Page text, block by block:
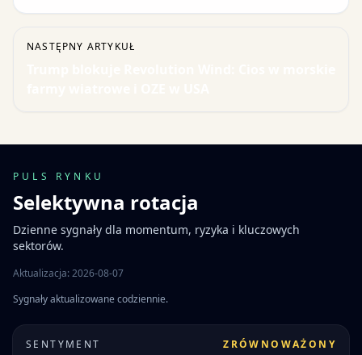
NASTĘPNY ARTYKUŁ
PULS RYNKU
Selektywna rotacja
Dzienne sygnały dla momentum, ryzyka i kluczowych
sektorów.
Aktualizacja: 2026-08-07
Sygnały aktualizowane codziennie.
SENTYMENT ZRÓWNOWAŻONY